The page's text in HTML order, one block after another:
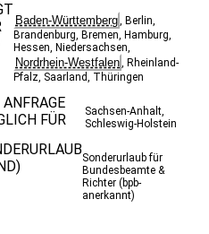
Lernorten mit dem
sind keine anderen
bei diesem
Baden-Württemberg, Berlin,
Brandenburg, Bremen, Hamburg,
Hessen, Niedersachsen,
Nordrhein-Westfalen, Rheinland-
Pfalz, Saarland, Thüringen
ANFRAGE
FÜR
Sachsen-Anhalt,
Schleswig-Holstein
Sonderurlaub für
Bundesbeamte &
Richter (bpb-
anerkannt)